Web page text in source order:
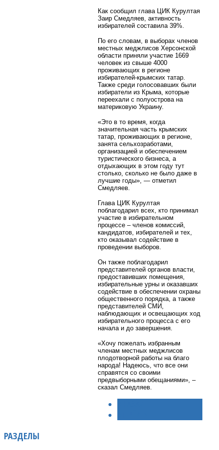
Как сообщил глава ЦИК Курултая
Заир Смедляев, активность
избирателей составила 39%.
По его словам, в выборах членов
местных меджлисов Херсонской
области приняли участие 1669
человек из свыше 4000
проживающих в регионе
избирателей-крымских татар.
Также среди голосовавших были
избиратели из Крыма, которые
переехали с полуострова на
материковую Украину.
«Это в то время, когда
значительная часть крымских
татар, проживающих в регионе,
занята сельхозработами,
организацией и обеспечением
туристического бизнеса, а
отдыхающих в этом году тут
столько, сколько не было даже в
лучшие годы», — отметил
Смедляев.
Глава ЦИК Курултая
поблагодарил всех, кто принимал
участие в избирательном
процессе – членов комиссий,
кандидатов, избирателей и тех,
кто оказывал содействие в
проведении выборов.
Он также поблагодарил
представителей органов власти,
предоставивших помещения,
избирательные урны и оказавших
содействие в обеспечении охраны
общественного порядка, а также
представителей СМИ,
наблюдающих и освещающих ход
избирательного процесса с его
начала и до завершения.
«Хочу пожелать избранным
членам местных меджлисов
плодотворной работы на благо
народа! Надеюсь, что все они
справятся со своими
предвыборными обещаниями», –
сказал Смедляев.
РАЗДЕЛЫ